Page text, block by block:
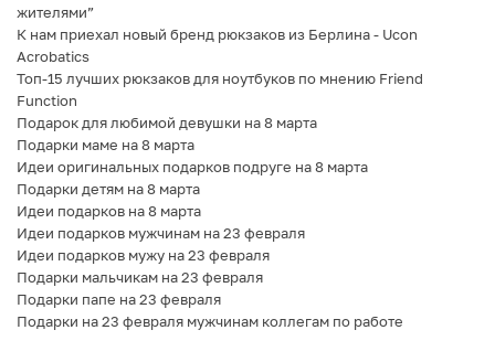
жителями”
К нам приехал новый бренд рюкзаков из Берлина - Ucon
Acrobatics
Топ-15 лучших рюкзаков для ноутбуков по мнению Friend
Function
Подарок для любимой девушки на 8 марта
Подарки маме на 8 марта
Идеи оригинальных подарков подруге на 8 марта
Подарки детям на 8 марта
Идеи подарков на 8 марта
Идеи подарков мужчинам на 23 февраля
Идеи подарков мужу на 23 февраля
Подарки мальчикам на 23 февраля
Подарки папе на 23 февраля
Подарки на 23 февраля мужчинам коллегам по работе